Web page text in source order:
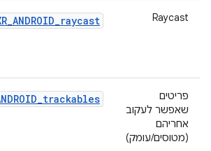
Raycast
פריטים
שאפשר לעקוב
אחריהם
(מטוסים/עומק)